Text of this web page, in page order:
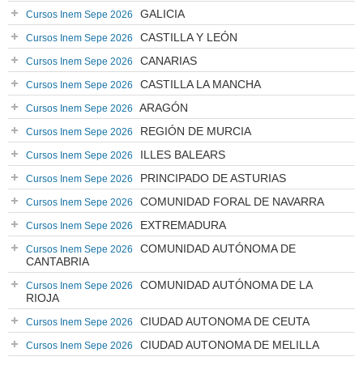
Cursos Inem Sepe 2026 GALICIA
Cursos Inem Sepe 2026 CASTILLA Y LEÓN
Cursos Inem Sepe 2026 CANARIAS
Cursos Inem Sepe 2026 CASTILLA LA MANCHA
Cursos Inem Sepe 2026 ARAGÓN
Cursos Inem Sepe 2026 REGIÓN DE MURCIA
Cursos Inem Sepe 2026 ILLES BALEARS
Cursos Inem Sepe 2026 PRINCIPADO DE ASTURIAS
Cursos Inem Sepe 2026 COMUNIDAD FORAL DE NAVARRA
Cursos Inem Sepe 2026 EXTREMADURA
Cursos Inem Sepe 2026
COMUNIDAD AUTÓNOMA DE
CANTABRIA
Cursos Inem Sepe 2026
COMUNIDAD AUTÓNOMA DE LA
RIOJA
Cursos Inem Sepe 2026 CIUDAD AUTONOMA DE CEUTA
Cursos Inem Sepe 2026 CIUDAD AUTONOMA DE MELILLA